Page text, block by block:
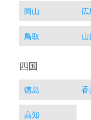
岡山 広
鳥取 山
四国
徳島 香
高知